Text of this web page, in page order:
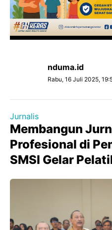
nduma.id
Rabu, 16 Juli 2025,
Jurnalis
Membangun
Profesional di
SMSI Gelar